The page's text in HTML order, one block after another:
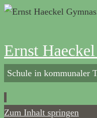
Ernst
Schule in kommunaler
Zum Inhalt springen